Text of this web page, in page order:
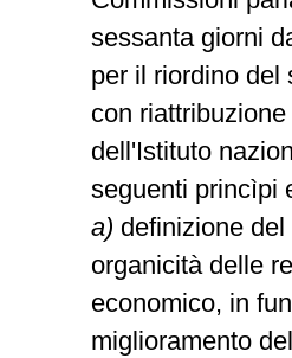
sessanta giorni
per il riordino del
con
dell'Istituto
seguenti princìpi
a) definizione
organicità delle
economico, in
miglioramento